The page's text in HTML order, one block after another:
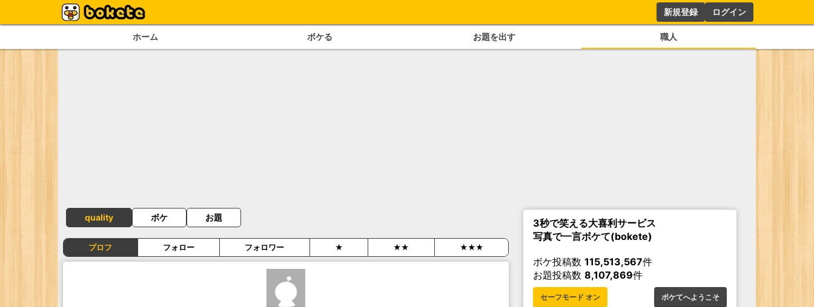
新規登録 ログイン
ホーム ボケる お題を出す 職人
quality ボケ お題
プロフ フォロー フォロワー ★ ★★ ★★★
3秒で笑える大喜利サービス
写真で一言ボケて(bokete)
ボケ投稿数 115,513,567件
お題投稿数 8,107,869件
セーフモード オン ボケてへようこそ